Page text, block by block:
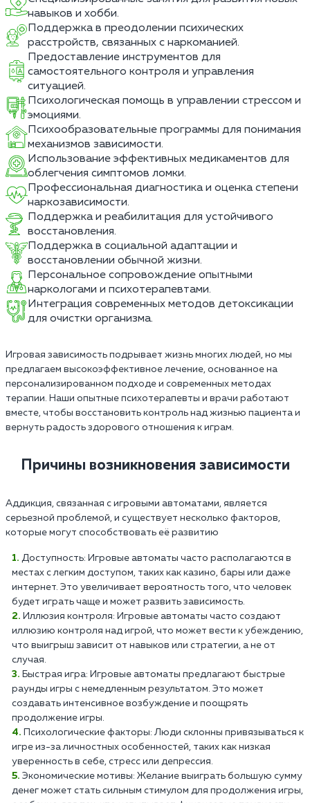
навыков и хобби.
Поддержка в преодолении психических
расстройств, связанных с наркоманией.
Предоставление инструментов для
самостоятельного контроля и управления
ситуацией.
Психологическая помощь в управлении стрессом и
эмоциями.
Психообразовательные программы для понимания
механизмов зависимости.
Использование эффективных медикаментов для
облегчения симптомов ломки.
Профессиональная диагностика и оценка степени
наркозависимости.
Поддержка и реабилитация для устойчивого
восстановления.
Поддержка в социальной адаптации и
восстановлении обычной жизни.
Персональное сопровождение опытными
наркологами и психотерапевтами.
Интеграция современных методов детоксикации
для очистки организма.
Игровая зависимость подрывает жизнь многих людей, но мы
предлагаем высокоэффективное лечение, основанное на
персонализированном подходе и современных методах
терапии. Наши опытные психотерапевты и врачи работают
вместе, чтобы восстановить контроль над жизнью пациента и
вернуть радость здорового отношения к играм.
Причины возникновения зависимости
Аддикция, связанная с игровыми автоматами, является
серьезной проблемой, и существует несколько факторов,
которые могут способствовать её развитию
Доступность: Игровые автоматы часто располагаются в
местах с легким доступом, таких как казино, бары или даже
интернет. Это увеличивает вероятность того, что человек
будет играть чаще и может развить зависимость.
Иллюзия контроля: Игровые автоматы часто создают
иллюзию контроля над игрой, что может вести к убеждению,
что выигрыш зависит от навыков или стратегии, а не от
случая.
Быстрая игра: Игровые автоматы предлагают быстрые
раунды игры с немедленным результатом. Это может
создавать интенсивное возбуждение и поощрять
продолжение игры.
Психологические факторы: Люди склонны привязываться к
игре из-за личностных особенностей, таких как низкая
уверенность в себе, стресс или депрессия.
Экономические мотивы: Желание выиграть большую сумму
денег может стать сильным стимулом для продолжения игры,